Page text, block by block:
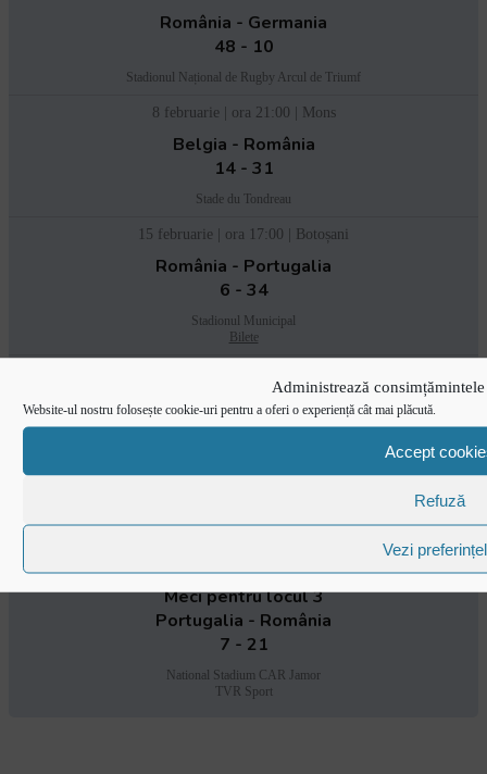
Administrează
Website-ul nostru folosește cookie-uri pentru a oferi o experiență cât mai plăcută.
Accept
Refuză
Vezi
România - Germania
48 - 10
Stadionul Național de Rugby Arcul de Triumf
8 februarie | ora 21:00 | Mons
Belgia - România
14 - 31
Stade du Tondreau
15 februarie | ora 17:00 | Botoșani
România - Portugalia
6 - 34
Stadionul Municipal
Bilete
Semifinale
43 - 5
TVR Sport
Meci pentru locul 3
Portugalia - România
7 - 21
National Stadium CAR Jamor
TVR Sport